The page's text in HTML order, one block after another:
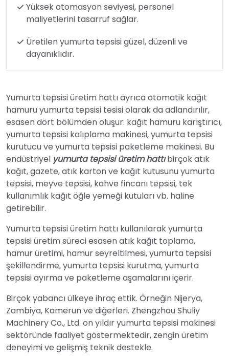
Yüksek otomasyon seviyesi, personel
maliyetlerini tasarruf sağlar.
Üretilen yumurta tepsisi güzel, düzenli ve
dayanıklıdır.
Yumurta tepsisi üretim hattı ayrıca otomatik kağıt
hamuru yumurta tepsisi tesisi olarak da adlandırılır,
esasen dört bölümden oluşur: kağıt hamuru karıştırıcı,
yumurta tepsisi kalıplama makinesi, yumurta tepsisi
kurutucu ve yumurta tepsisi paketleme makinesi. Bu
endüstriyel yumurta tepsisi üretim hattıbirçok atık
kağıt, gazete, atık karton ve kağıt kutusunu yumurta
tepsisi, meyve tepsisi, kahve fincanı tepsisi, tek
kullanımlık kağıt öğle yemeği kutuları vb. haline
getirebilir.
Yumurta tepsisi üretim hattı kullanılarak yumurta
tepsisi üretim süreci esasen atık kağıt toplama,
hamur üretimi, hamur seyreltilmesi, yumurta tepsisi
şekillendirme, yumurta tepsisi kurutma, yumurta
tepsisi ayırma ve paketleme aşamalarını içerir.
Birçok yabancı ülkeye ihraç ettik. Örneğin Nijerya,
Zambiya, Kamerun ve diğerleri. Zhengzhou Shuliy
Machinery Co., Ltd. on yıldır yumurta tepsisi makinesi
sektöründe faaliyet göstermektedir, zengin üretim
deneyimi ve gelişmiş teknik destekle.